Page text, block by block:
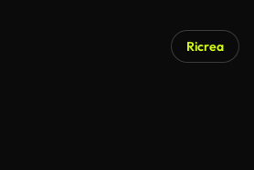
Ricrea